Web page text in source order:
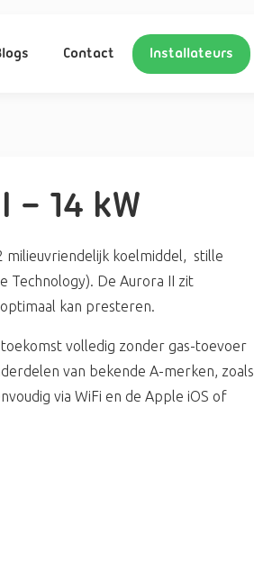
Contact Installateurs
– 14 kW
milieuvriendelijk koelmiddel, stille
Technology). De Aurora II zit
kan presteren.
volledig zonder gas-toevoer
van bekende A-merken, zoals
via WiFi en de Apple iOS of